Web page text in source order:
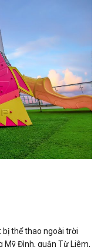
bị thể thao ngoài trời
Mỹ Đình, quận Từ Liêm,